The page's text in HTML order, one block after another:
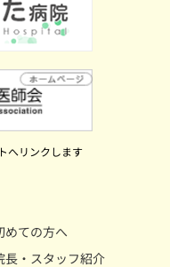
へリンクします
めての方へ
長・スタッフ紹介